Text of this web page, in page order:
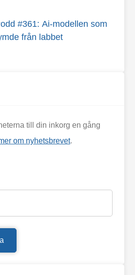
#361: Ai-modellen som
från labbet
till din inkorg en gång
om nyhetsbrevet.